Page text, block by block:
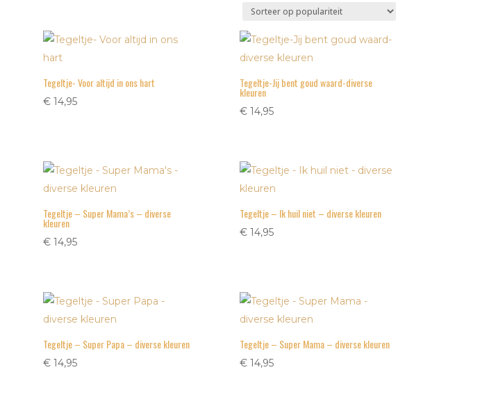
Tegeltje- Voor altijd in ons hart
€14,95
Tegeltje-Jij bent goud waard-diverse
kleuren
€ 14,95
Tegeltje – Super Mama’s – diverse
kleuren
€14,95
Tegeltje – Ik huil niet – diverse kleuren
€ 14,95
Tegeltje – Super Papa – diverse kleuren
€14,95
Tegeltje – Super Mama – diverse kleuren
€ 14,95